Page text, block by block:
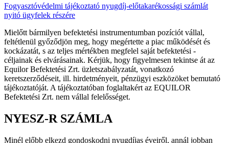
Fogyasztóvédelmi tájékoztató nyugdíj-előtakarékossági számlát
nyitó ügyfelek részére
Mielőtt bármilyen befektetési instrumentumban pozíciót vállal,
feltétlenül győződjön meg, hogy megértette a piac működését és
kockázatát, s az teljes mértékben megfelel saját befektetési -
céljainak és elvárásainak. Kérjük, hogy figyelmesen tekintse át az
Equilor Befektetési Zrt. üzletszabályzatát, vonatkozó
keretszerződéseit, ill. hirdetményeit, pénzügyi eszközöket bemutató
tájékoztatóját. A tájékoztatóban foglaltakért az EQUILOR
Befektetési Zrt. nem vállal felelősséget.
NYESZ-R SZÁMLA
Minél előbb elkezd gondoskodni nyugdíjas éveiről, annál jobban